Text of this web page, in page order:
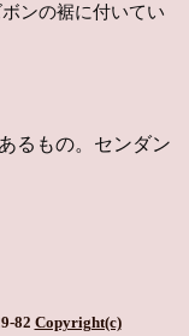
ンの裾に付いてい
るもの。センダン
82 Copyright(c)